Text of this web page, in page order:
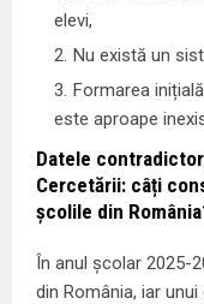
elevi,
Nu există un
Formarea
este aproape
Datele
Cercetării: câți
școlile din
În anul școlar 2025-
din România, iar